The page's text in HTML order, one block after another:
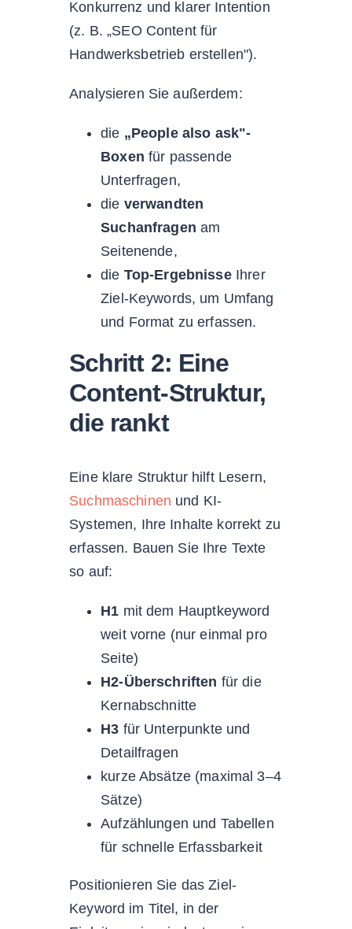
Konkurrenz und klarer Intention
(z. B. „SEO Content für
Handwerksbetrieb erstellen").
Analysieren Sie außerdem:
die „People also ask"-
Boxen für passende
Unterfragen,
die verwandten
Suchanfragen am
Seitenende,
die Top-ErgebnisseIhrer
Ziel-Keywords, um Umfang
und Format zu erfassen.
Schritt 2: Eine
Content-Struktur,
die rankt
Eine klare Struktur hilft Lesern,
Suchmaschinen und KI-
Systemen, Ihre Inhalte korrekt zu
erfassen. Bauen Sie Ihre Texte
so auf:
H1 mit dem Hauptkeyword
weit vorne (nur einmal pro
Seite)
H2-Überschriften für die
Kernabschnitte
H3 für Unterpunkte und
Detailfragen
kurze Absätze (maximal 3–4
Sätze)
Aufzählungen und Tabellen
für schnelle Erfassbarkeit
Positionieren Sie das Ziel-
Keyword im Titel, in der